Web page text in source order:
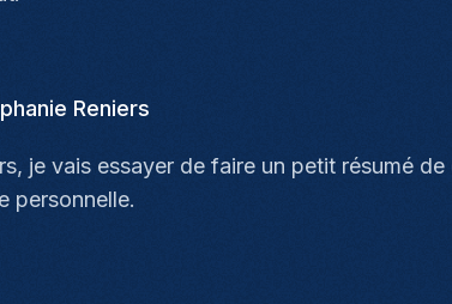
Reniers
je vais essayer de faire un petit résumé
personnelle.